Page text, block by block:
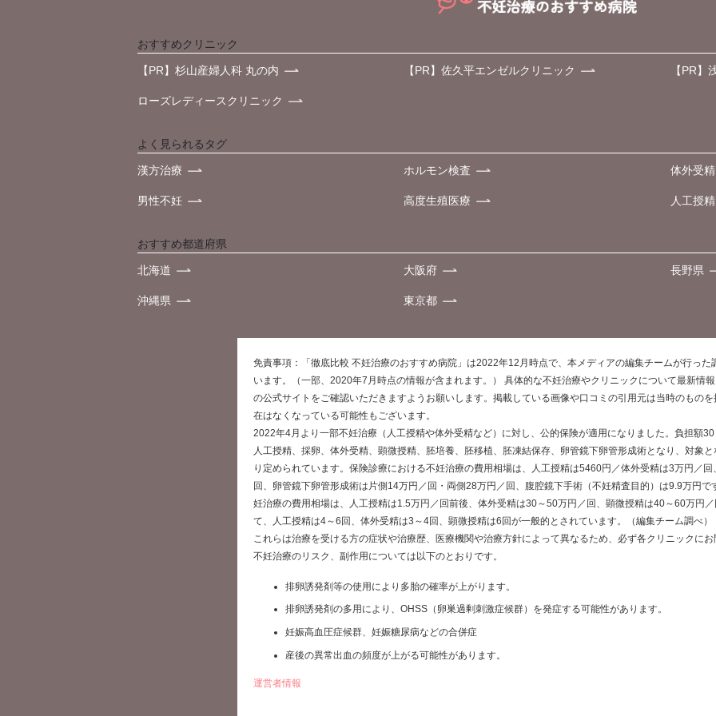
おすすめクリニック
【PR】杉山産婦人科 丸の内 【PR】佐久平エンゼルクリニック 【PR】
ローズレディースクリニック
よく見られるタグ
漢方治療 ホルモン検査 体外受精
男性不妊 高度生殖医療 人工授精
おすすめ都道府県
北海道 大阪府 長野県
沖縄県 東京都
免責事項：「徹底比較 不妊治療のおすすめ病院」は2022年12月時点で、本メディアの編集チームが行った
います。（一部、2020年7月時点の情報が含まれます。） 具体的な不妊治療やクリニックについて最新情
の公式サイトをご確認いただきますようお願いします。掲載している画像や口コミの引用元は当時のもの
在はなくなっている可能性もございます。
2022年4月より一部不妊治療（人工授精や体外受精など）に対し、公的保険が適用になりました。負担額30
人工授精、採卵、体外受精、顕微授精、胚培養、胚移植、胚凍結保存、卵管鏡下卵管形成術となり、対象
り定められています。保険診療における不妊治療の費用相場は、人工授精は5460円／体外受精は3万円／回
回、卵管鏡下卵管形成術は片側14万円／回・両側28万円／回、腹腔鏡下手術（不妊精査目的）は9.9万円で
妊治療の費用相場は、人工授精は1.5万円／回前後、体外受精は30～50万円／回、顕微授精は40～60万円
て、人工授精は4～6回、体外受精は3～4回、顕微授精は6回が一般的とされています。（編集チーム調べ）
これらは治療を受ける方の症状や治療歴、医療機関や治療方針によって異なるため、必ず各クリニックにお
不妊治療のリスク、副作用については以下のとおりです。
排卵誘発剤等の使用により多胎の確率が上がります。
排卵誘発剤の多用により、OHSS（卵巣過剰刺激症候群）を発症する可能性があります。
妊娠高血圧症候群、妊娠糖尿病などの合併症
産後の異常出血の頻度が上がる可能性があります。
運営者情報